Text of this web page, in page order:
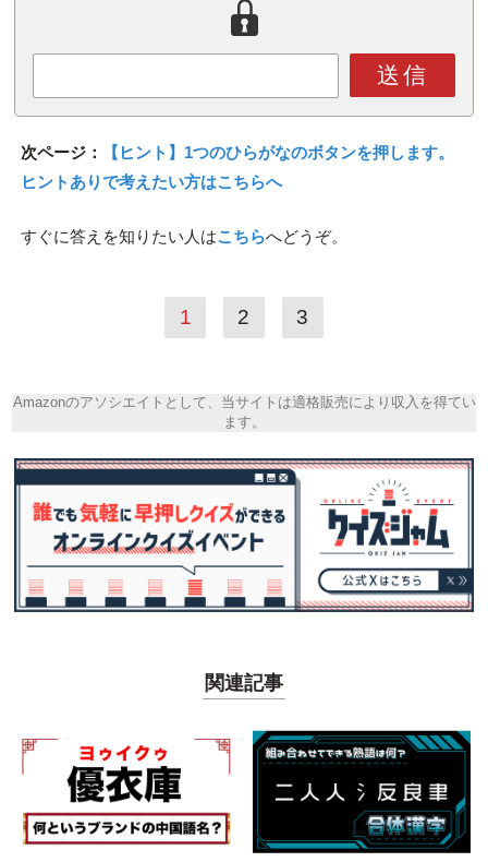
送信
次ページ：
【ヒント】1つのひらがなのボタンを押します。
ヒントありで考えたい方はこちらへ
すぐに答えを知りたい人はこちらへどうぞ。
1 2 3
Amazonのアソシエイトとして、当サイトは適格販売により収入を得てい
ます。
関連記事